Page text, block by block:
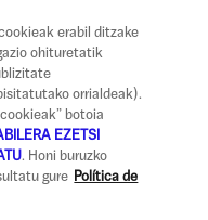
erabil ditzake
ohituretatik
orrialdeak).
botoia
EZETSI
. Honi buruzko
gure Política de